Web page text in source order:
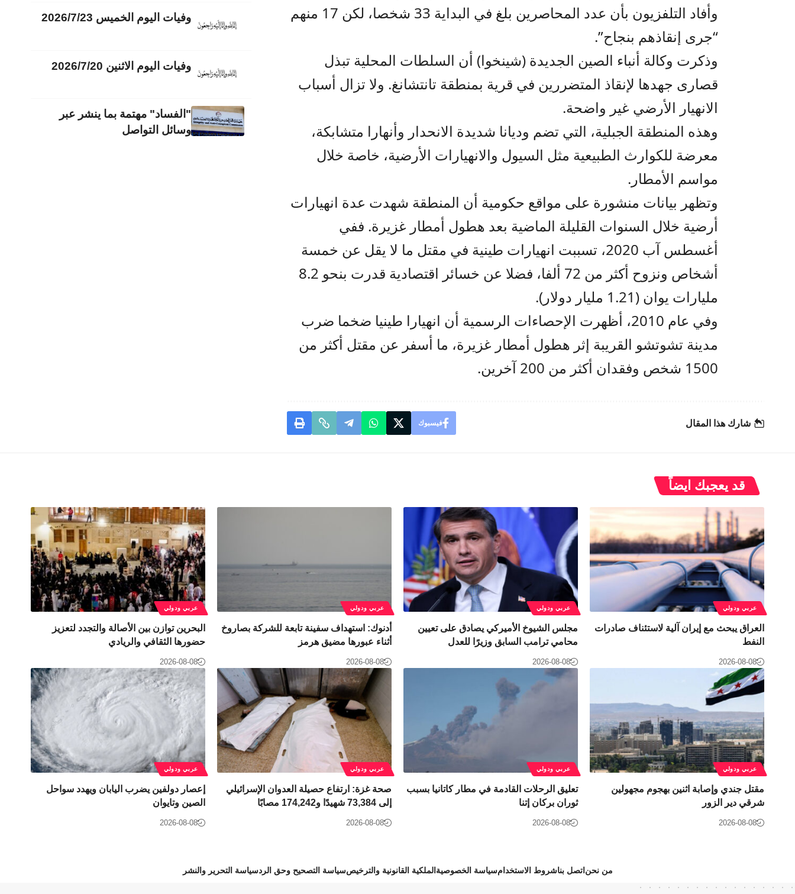
وأفاد التلفزيون بأن عدد المحاصرين بلغ في البداية 33 شخصا، لكن 17 منهم
“جرى إنقاذهم بنجاح”.
وذكرت وكالة أنباء الصين الجديدة (شينخوا) أن السلطات المحلية تبذل
قصارى جهدها لإنقاذ المتضررين في قرية بمنطقة تانتشانغ. ولا تزال أسباب
الانهيار الأرضي غير واضحة.
وهذه المنطقة الجبلية، التي تضم وديانا شديدة الانحدار وأنهارا متشابكة،
معرضة للكوارث الطبيعية مثل السيول والانهيارات الأرضية، خاصة خلال
مواسم الأمطار.
وتظهر بيانات منشورة على مواقع حكومية أن المنطقة شهدت عدة انهيارات
أرضية خلال السنوات القليلة الماضية بعد هطول أمطار غزيرة. ففي
أغسطس آب 2020، تسببت انهيارات طينية في مقتل ما لا يقل عن خمسة
أشخاص ونزوح أكثر من 72 ألفا، فضلا عن خسائر اقتصادية قدرت بنحو 8.2
مليارات يوان (1.21 مليار دولار).
وفي عام 2010، أظهرت الإحصاءات الرسمية أن انهيارا طينيا ضخما ضرب
مدينة تشوتشو القريبة إثر هطول أمطار غزيرة، ما أسفر عن مقتل أكثر من
1500 شخص وفقدان أكثر من 200 آخرين.
شارك هذا المقال فيسبوك
وفيات اليوم الخميس 2026/7/23
وفيات اليوم الاثنين 2026/7/20
"الفساد" مهتمة بما ينشر عبر
وسائل التواصل
قد يعجبك ايضاً
عربي ودولي
العراق يبحث مع إيران آلية لاستئناف صادرات
النفط
2026-08-08
عربي ودولي
مجلس الشيوخ الأميركي يصادق على تعيين
محامي ترامب السابق وزيرًا للعدل
2026-08-08
عربي ودولي
أدنوك: استهداف سفينة تابعة للشركة بصاروخ
أثناء عبورها مضيق هرمز
2026-08-08
عربي ودولي
البحرين توازن بين الأصالة والتجدد لتعزيز
حضورها الثقافي والريادي
2026-08-08
عربي ودولي
مقتل جندي وإصابة اثنين بهجوم مجهولين
شرقي دير الزور
2026-08-08
عربي ودولي
تعليق الرحلات القادمة في مطار كاتانيا بسبب
ثوران بركان إتنا
2026-08-08
عربي ودولي
صحة غزة: ارتفاع حصيلة العدوان الإسرائيلي
إلى 73,384 شهيدًا و174,242 مصابًا
2026-08-08
عربي ودولي
إعصار دولفين يضرب اليابان ويهدد سواحل
الصين وتايوان
2026-08-08
من نحن اتصل بناشروط الاستخدامسياسة الخصوصية الملكية القانونية والترخيصسياسة التصحيح وحق الردسياسة التحرير والنشر